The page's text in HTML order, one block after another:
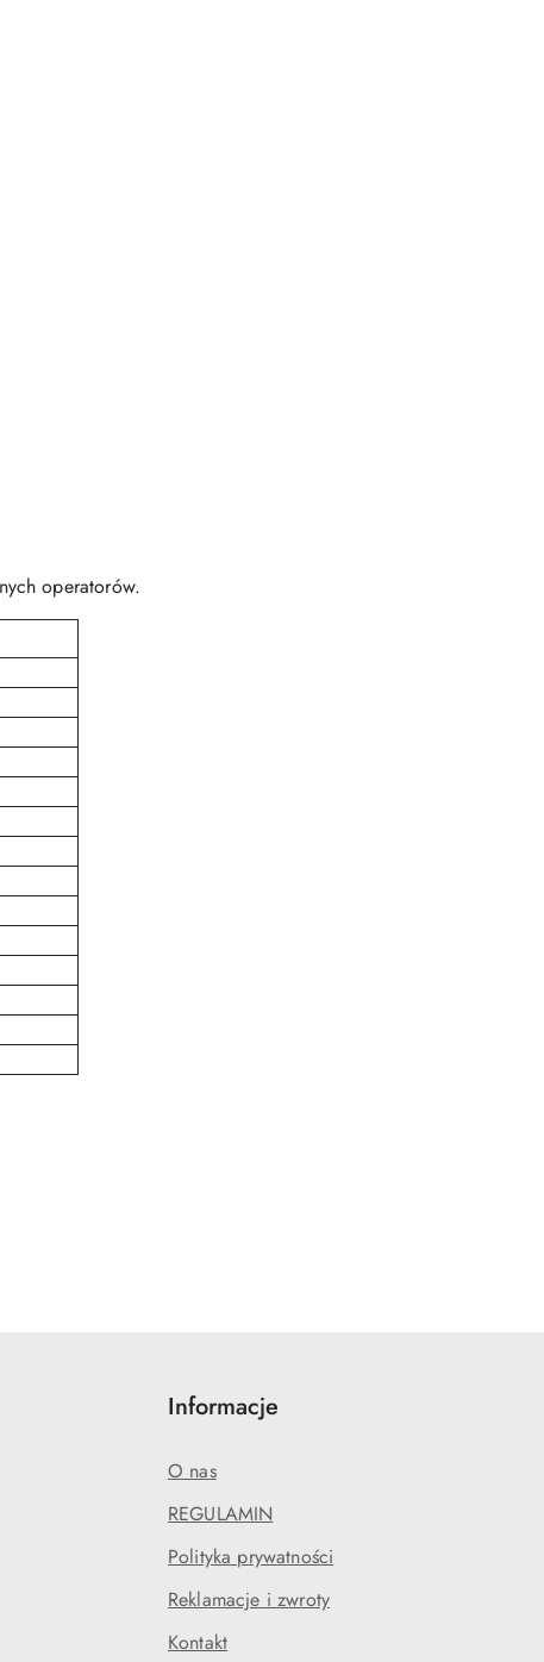
operatorów.
Informacje
O nas
REGULAMIN
Polityka prywatności
Reklamacje i zwroty
Kontakt